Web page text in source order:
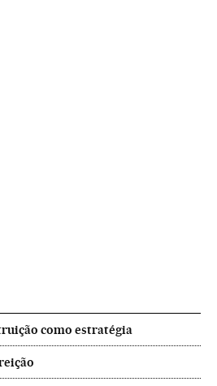
como estratégia